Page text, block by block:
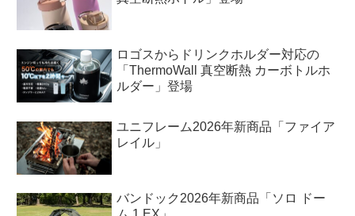
ロゴスからドリンクホルダー対応の
「ThermoWall 真空断熱 カーボトルホ
ルダー」登場
ユニフレーム2026年新商品「ファイア
レイル」
バンドック2026年新商品「ソロ ドー